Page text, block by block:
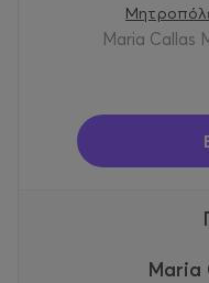
Maria Callas
Maria